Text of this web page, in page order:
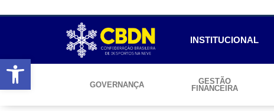
INSTITUCIONAL
GOVERNANÇA
GESTÃO
FINANCEIRA
Abrir a barra de ferramentas